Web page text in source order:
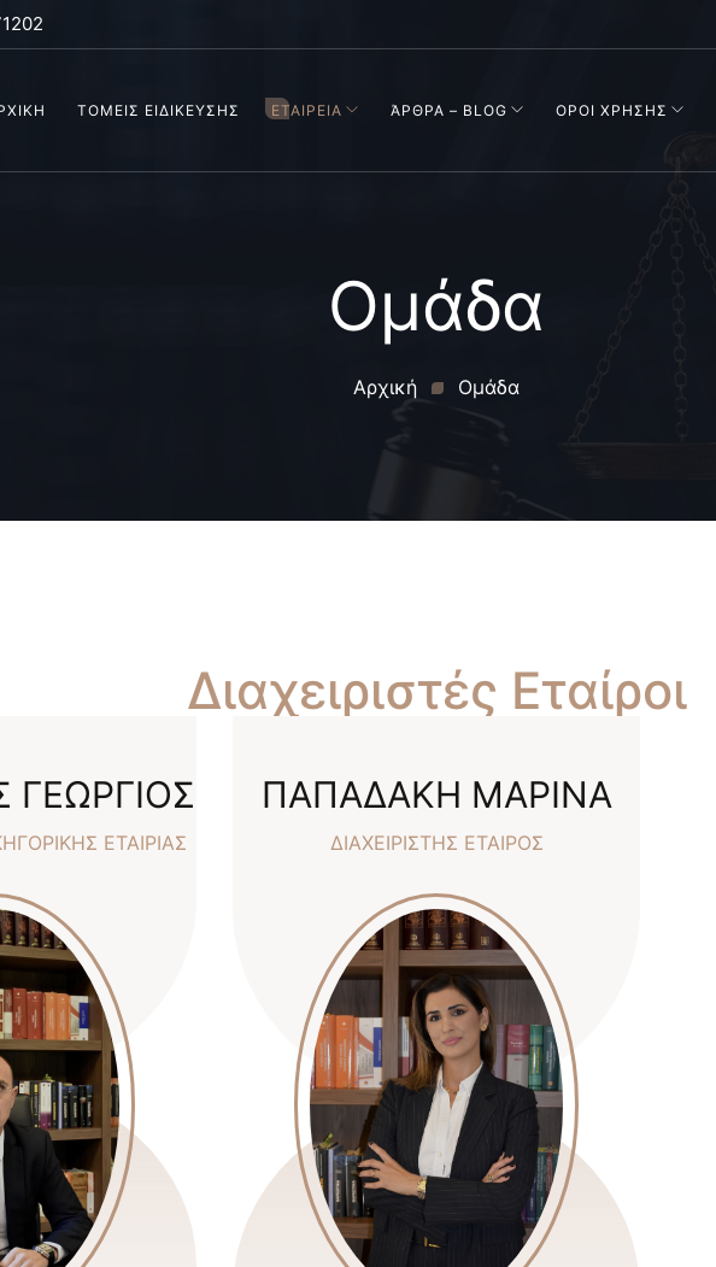
ΤΟΜΕΙΣ ΕΙΔΙΚΕΥΣΗΣ ΕΤΑΙΡΕΙΑ ΆΡΘΡΑ – BLOG ΟΡΟΙ ΧΡΗΣΗΣ
Ομάδα
Αρχική Ομάδα
Διαχειριστές Εταίροι
ΕΤΑΙΡΙΑΣ
ΠΑΠΑΔΑΚΗ ΜΑΡΙΝΑ
ΔΙΑΧΕΙΡΙΣΤΗΣ ΕΤΑΙΡΟΣ